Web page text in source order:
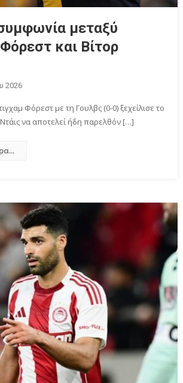
μεταξύ
και Βίτορ
2026
Φόρεστ με τη Γουλβς (0-0) ξεχείλισε το
να αποτελεί ήδη παρελθόν […]